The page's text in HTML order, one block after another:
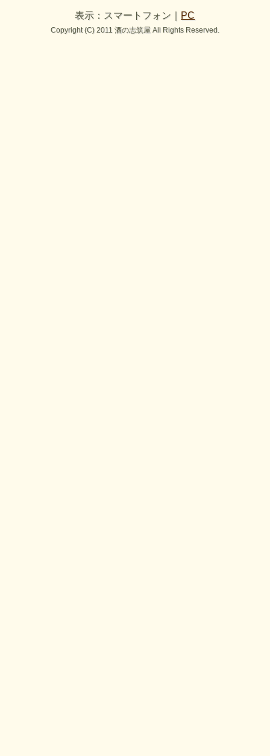
表示：スマートフォン｜ PC
Copyright (C) 2011 酒の志筑屋 All Rights Reserved.